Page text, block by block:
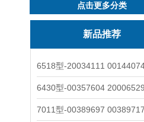
点击更多分类
新品推荐